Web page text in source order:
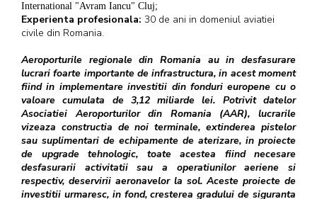
International "Avram Iancu" Cluj;
Experienta profesionala: 30 de ani in domeniul aviatiei
civile din Romania.
Aeroporturile regionale din Romania au in desfasurare
lucrari foarte importante de infrastructura, in acest moment
fiind in implementare investitii din fonduri europene cu o
valoare cumulata de 3,12 miliarde lei. Potrivit datelor
Asociatiei Aeroporturilor din Romania (AAR), lucrarile
vizeaza constructia de noi terminale, extinderea pistelor
sau suplimentari de echipamente de aterizare, in proiecte
de upgrade tehnologic, toate acestea fiind necesare
desfasurarii activitatii sau a operatiunilor aeriene si
respectiv, deservirii aeronavelor la sol. Aceste proiecte de
investitii urmaresc, in fond, cresterea gradului de siguranta